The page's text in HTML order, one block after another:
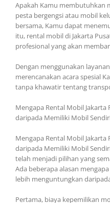
Apakah Kamu membutuhkan
pesta bergengsi atau mobil
bersama, Kamu dapat
itu, rental mobil di Jakarta
profesional yang akan
Dengan menggunakan
merencanakan acara spesial
tanpa khawatir tentang
Mengapa Rental Mobil
daripada Memiliki Mobil
Mengapa Rental Mobil
daripada Memiliki Mobil
telah menjadi pilihan yang
Ada beberapa alasan
lebih menguntungkan
Pertama, biaya kepemilikan